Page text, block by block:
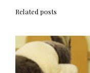
Related posts